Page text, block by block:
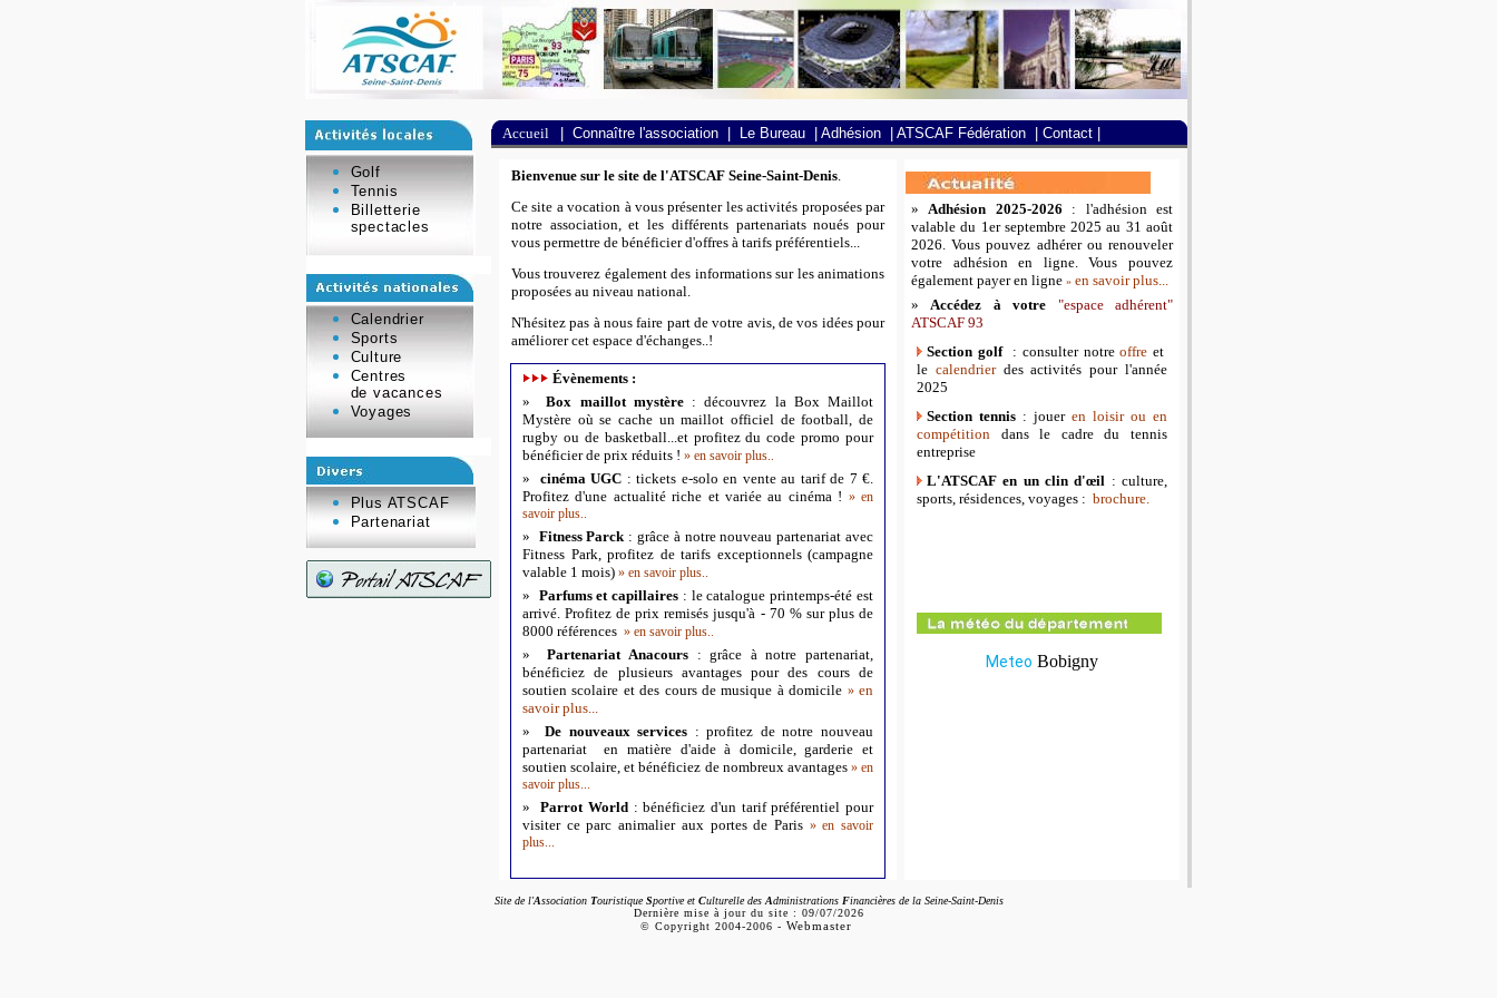
Accueil Connaître l'association Le Bureau Adhésion ATSCAF Fédération Contact
Golf
Tennis
Billetterie
spectacles
Calendrier
Sports
Culture
Centres
de vacances
Voyages
Plus ATSCAF
Partenariat
Bienvenue sur le site de l'ATSCAF Seine-Saint-Denis.
Ce site a vocation à vous présenter les activités proposées par
notre association, et les différents partenariats noués pour
vous permettre de bénéficier d'offres à tarifs préférentiels...
Vous trouverez également des informations sur les animations
proposées au niveau national.
N'hésitez pas à nous faire part de votre avis,de vos idées pour
améliorer cet espace d'échanges..!
Évènements :
»
Box maillot mystère :découvrez la Box Maillot
Mystère où se cache un maillot officiel de football, de
rugby ou de basketball...et profitez du code promo pour
bénéficier de prix réduits ! » en savoir plus..
» cinéma UGC : tickets e-solo en vente au tarif de 7 €.
Profitez d'une actualité riche et variée au cinéma ! » en
savoir plus..
» Fitness Parck : grâce à notre nouveau partenariat avec
Fitness Park, profitez de tarifs exceptionnels (campagne
valable 1 mois) » en savoir plus..
» Parfums et capillaires : le catalogue printemps-été est
arrivé. Profitez de prix remisés jusqu'à - 70 % sur plus de
8000 références » en savoir plus..
» Partenariat Anacours : grâce à notre partenariat,
bénéficiez de plusieurs avantages pour des cours de
soutien scolaire et des cours de musique à domicile » en
savoir plus...
»
De nouveaux services : profitez de notre nouveau
partenariat en matière d'aide à domicile, garderie et
soutien scolaire, et bénéficiez de nombreux avantages » en
savoir plus...
» Parrot World : bénéficiez d'un tarif préférentiel pour
visiter ce parc animalier aux portes de Paris » en savoir
plus...
» Adhésion 2025-2026 : l'adhésion est
valable du 1er septembre 2025 au 31 août
2026. Vous pouvez adhérer ou renouveler
votre adhésion en ligne. Vous pouvez
également payer en ligne » en savoir plus...
»
Accédez à votre "espace adhérent"
ATSCAF 93
Section golf : consulter notreoffre et
le calendrierdes activités pour l'année
2025
Section tennis : jouer en loisir ou en
compétition
dans le cadre du tennis
entreprise
L'ATSCAF en un clin d'œil : culture,
sports, résidences, voyages : brochure.
Meteo Bobigny
Site del'Association TouristiqueSportive et Culturelle des Administrations Financières de la Seine-Saint-Denis
Dernière mise à jour du site : 09/07/2026
© Copyright 2004-2006 - Webmaster